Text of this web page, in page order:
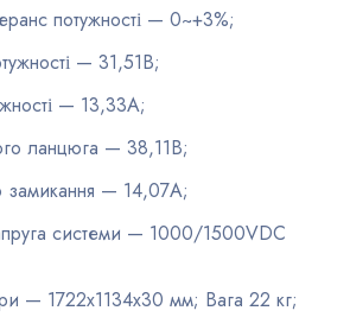
потужності — 0~+3%;
— 31,51В;
— 13,33А;
ланцюга — 38,11В;
замикання — 14,07А;
системи — 1000/1500VDC
— 1722х1134х30 мм; Вага 22 кг;